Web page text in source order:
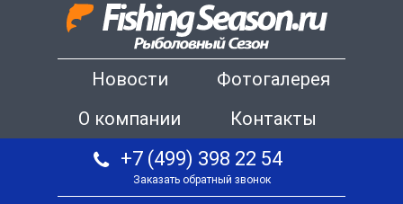
Новости
Фотогалерея
О компании
Контакты
+7 (499) 398 22 54
Заказать обратный звонок